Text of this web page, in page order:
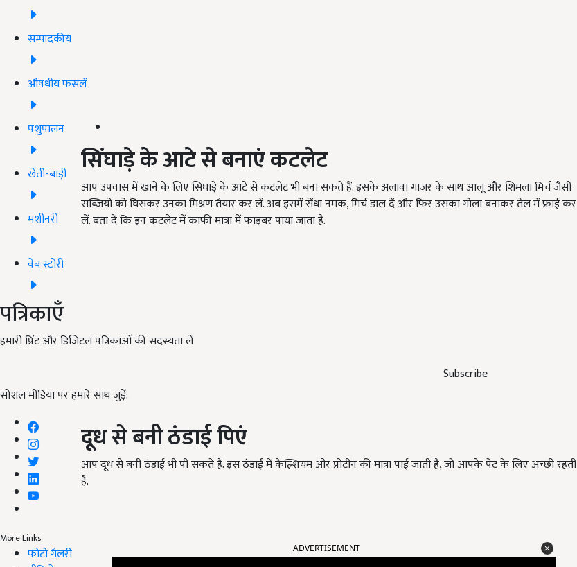
सम्पादकीय
औषधीय फसलें
पशुपालन
खेती-बाड़ी
मशीनरी
वेब स्टोरी
पत्रिकाएँ
हमारी प्रिंट और डिजिटल पत्रिकाओं की सदस्यता लें
Subscribe
सोशल मीडिया पर हमारे साथ जुड़ें:
More Links
फोटो गैलरी
सिंघाड़े के आटे से बनाएं कटलेट
आप उपवास में खाने के लिए सिंघाड़े के आटे से कटलेट भी बना सकते हैं. इसके अलावा गाजर के साथ आलू और शिमला मिर्च जैसी
सब्जियों को घिसकर उनका मिश्रण तैयार कर लें. अब इसमें सेंधा नमक, मिर्च डाल दें और फिर उसका गोला बनाकर तेल में फ्राई कर
लें. बता दें कि इन कटलेट में काफी मात्रा में फाइबर पाया जाता है.
दूध से बनी ठंडाई पिएं
आप दूध से बनी ठंडाई भी पी सकते हैं. इस ठंडाई में कैल्शियम और प्रोटीन की मात्रा पाई जाती है, जो आपके पेट के लिए अच्छी रहती
है.